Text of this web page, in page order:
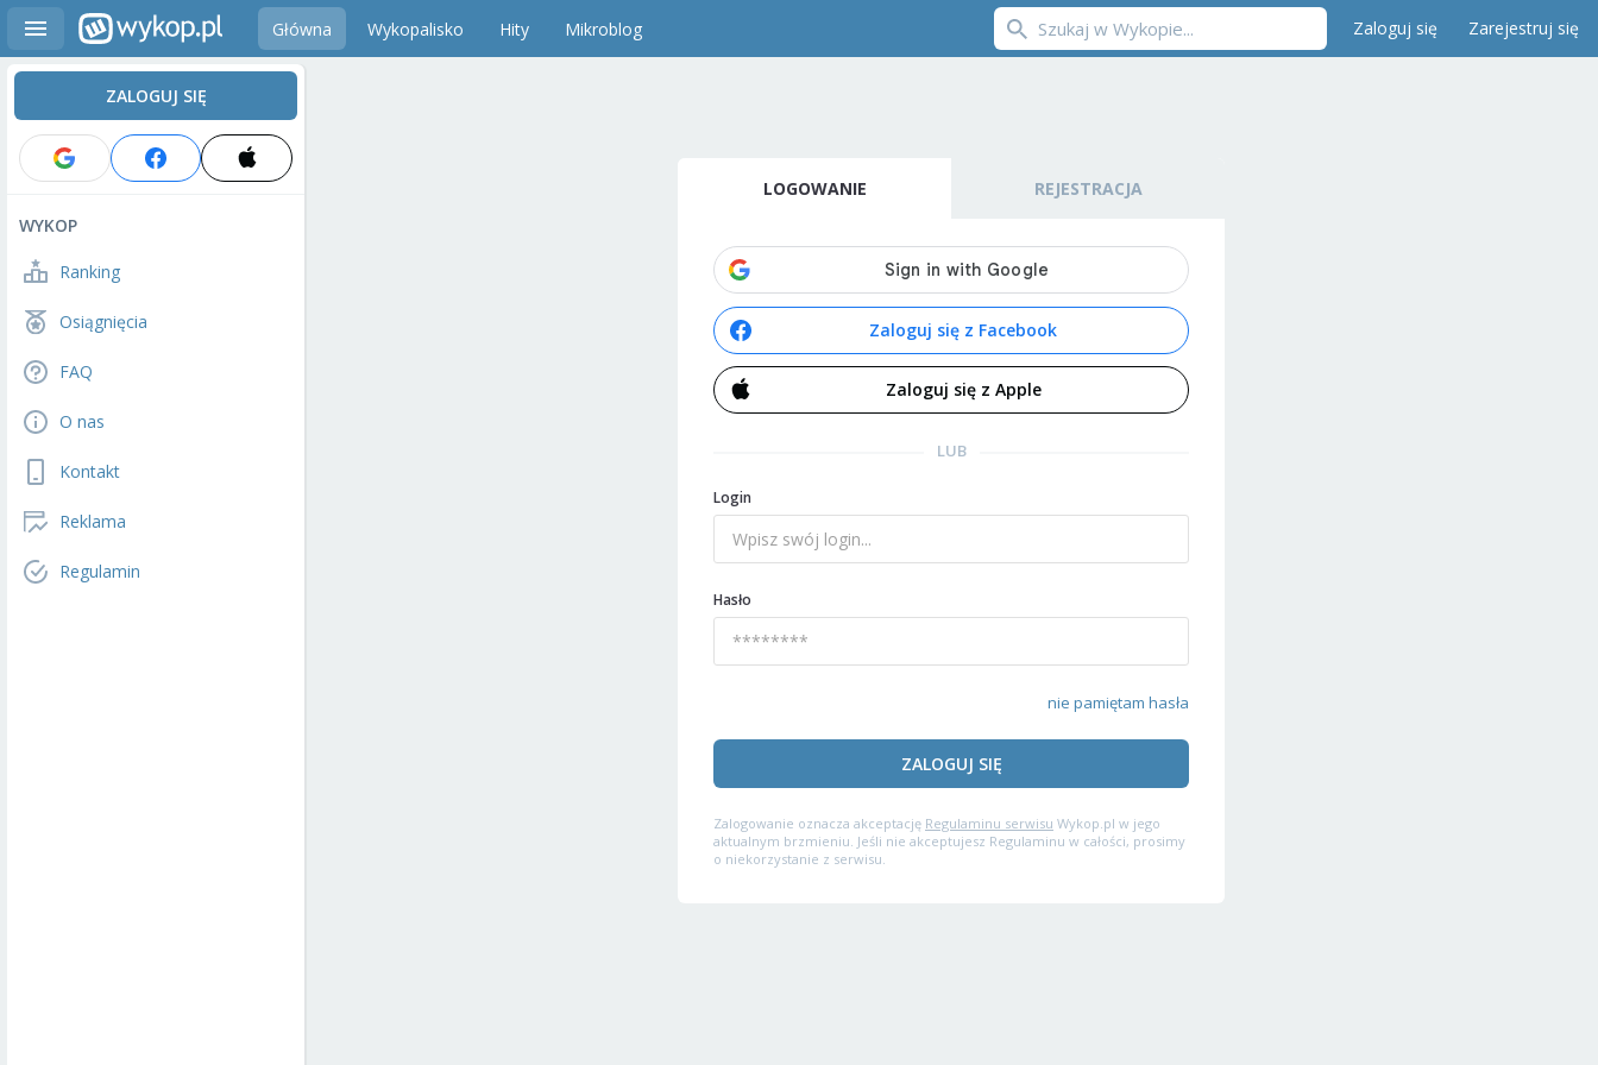
Główna Wykopalisko Hity Mikroblog Zaloguj się Zarejestruj się
ZALOGUJ SIĘ
WYKOP
Ranking
Osiągnięcia
FAQ
O nas
Kontakt
Reklama
Regulamin
LOGOWANIE REJESTRACJA
Zaloguj się z Facebook
Zaloguj się z Apple
LUB
Login
Hasło
nie pamiętam hasła
ZALOGUJ SIĘ
Zalogowanie oznacza akceptację Regulaminu serwisu Wykop.pl w jego
aktualnym brzmieniu. Jeśli nie akceptujesz Regulaminu w całości, prosimy
o niekorzystanie z serwisu.